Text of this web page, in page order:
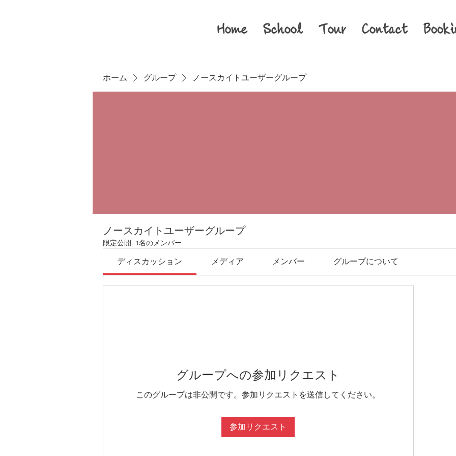
Home School Tour Contact
ホーム グループ ノースカイトユーザーグループ
ノースカイトユーザーグループ
限定公開 · 1名のメンバー
ディスカッション メディア メンバー グループについて
グループへの参加リクエスト
このグループは非公開です。参加リクエストを送信してください。
参加リクエスト